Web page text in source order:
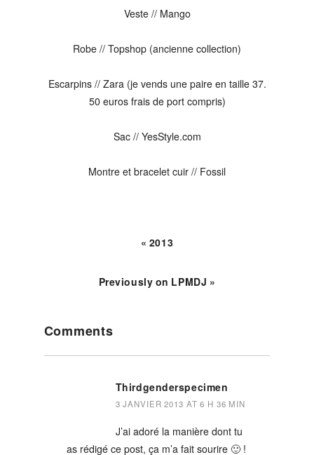
Veste // Mango
Robe // Topshop (ancienne collection)
Escarpins // Zara (je vends une paire en taille 37.
50 euros frais de port compris)
Sac // YesStyle.com
Montre et bracelet cuir // Fossil
« 2013
Previously on LPMDJ »
Interactions
Comments
Thirdgenderspecimen
3 JANVIER 2013 AT 6 H 36 MIN
J’ai adoré la manière dont tu
as rédigé ce post, ça m’a fait sourire 🙂 !